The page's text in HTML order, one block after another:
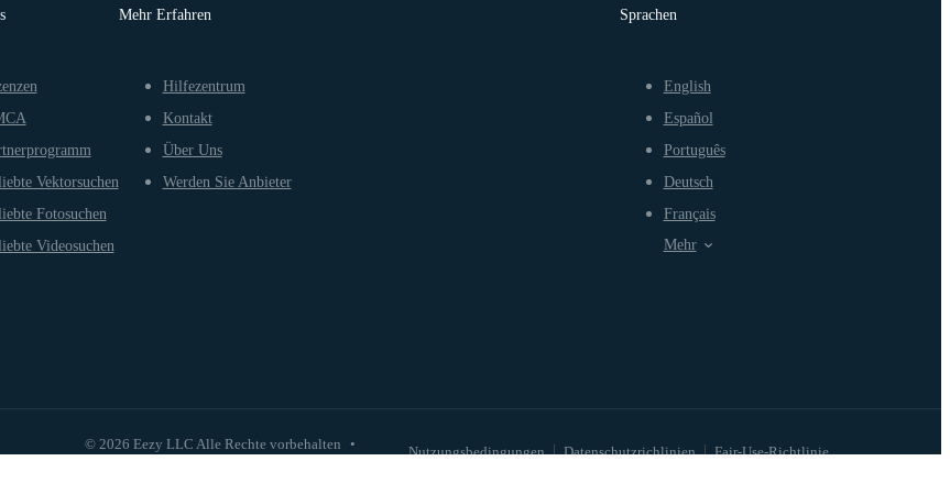
Vektorsuchen
Fotosuchen
Videosuchen
Mehr Erfahren
Hilfezentrum
Kontakt
Über Uns
Werden Sie Anbieter
© 2026 Eezy LLC Alle Rechte vorbehalten • Nutzungsbedingungen Datenschutzrichlinien Fair-Use-Richtlinie
Sprachen
English
Español
Português
Deutsch
Français
Mehr